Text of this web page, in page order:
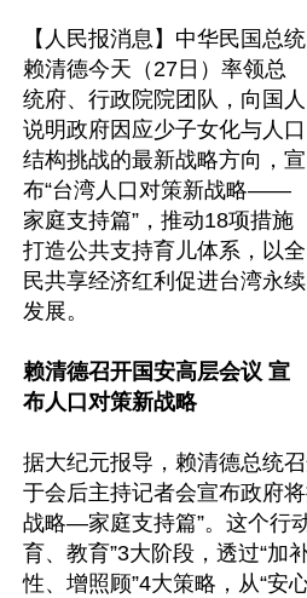
【人民报消息】中华民国总统
赖清德今天（27日）率领总
统府、行政院院团队，向国人
说明政府因应少子女化与人口
结构挑战的最新战略方向，宣
布“台湾人口对策新战略——
家庭支持篇”，推动18项措施
打造公共支持育儿体系，以全
民共享经济红利促进台湾永续
发展。
赖清德召开国安高层会议 宣
布人口对策新战略
据大纪元报导，赖清德总统
于会后主持记者会宣布政府
战略—家庭支持篇”。这个行
育、教育”3大阶段，透过“加
性、增照顾”4大策略，从“安